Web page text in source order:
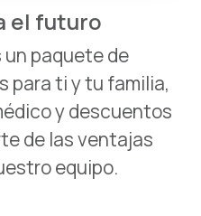
el futuro
un paquete de
para ti y tu familia,
y descuentos
de las ventajas
equipo.